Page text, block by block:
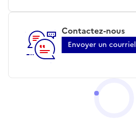
Contactez-nous
Envoyer un courriel